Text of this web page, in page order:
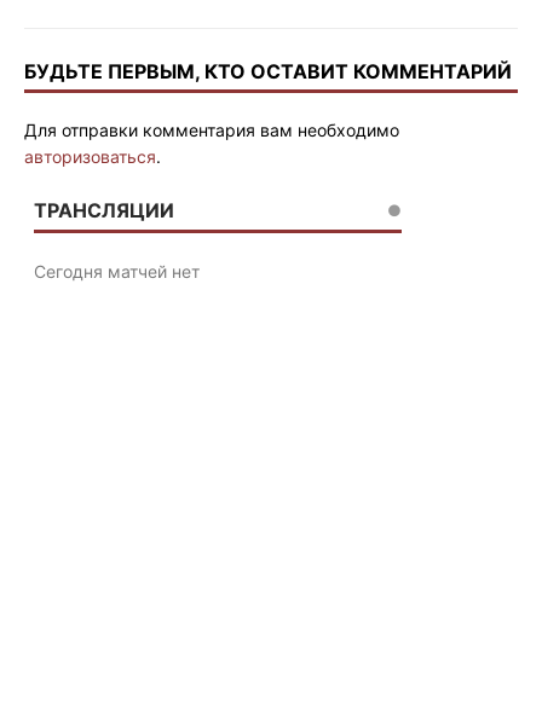
БУДЬТЕ ПЕРВЫМ, КТО ОСТАВИТ КОММЕНТАРИЙ
Для отправки комментария вам необходимо
авторизоваться.